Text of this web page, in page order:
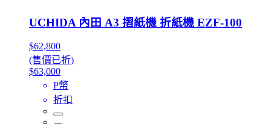
UCHIDA 內田 A3 摺紙機 折紙機 EZF-100
$62,800
(售價已折)
$63,000
P幣
折扣